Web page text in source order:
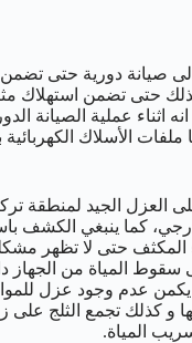
الى صيانة دورية حتى
حتى تضمن استهلاك
اثناء عملية الصيانة
ملفات الأسلاك الكهربائية
العزل الجيد لمنطقة
كما ينبغي الكشف
المكثف حتى لا تظهر
سقوط المياة من الجهاز
عدم وجود عزل
و كذلك تجمع الثلج على
المياة.